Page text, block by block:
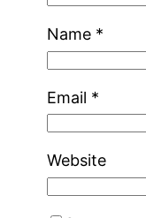
Name *
Email *
Website